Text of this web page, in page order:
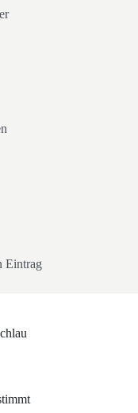
Eintrag